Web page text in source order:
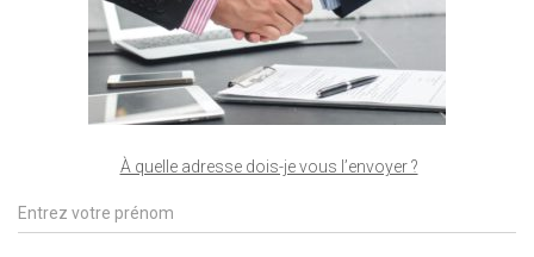
À quelle adresse dois-je vous l’envoyer ?